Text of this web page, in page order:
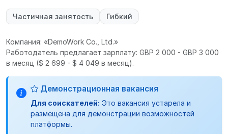
Частичная занятость Гибкий
Компания: «DemoWork Co., Ltd.»
Работодатель предлагает зарплату: GBP 2 000 - GBP 3 000
в месяц ($ 2 699 - $ 4 049 в месяц).
Демонстрационная вакансия
Для соискателей: Это вакансия устарела и
размещена для демонстрации возможностей
платформы.